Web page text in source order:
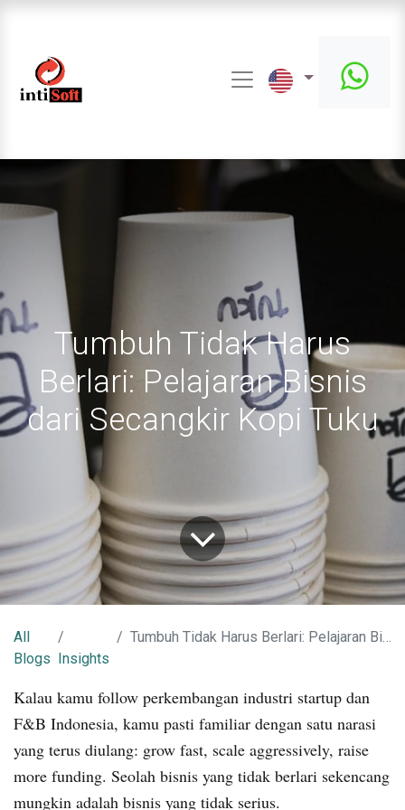
Tumbuh Tidak Harus
Berlari: Pelajaran Bisnis
dari Secangkir Kopi Tuku
All
Blogs Insights
Tumbuh Tidak Harus Berlari: Pelajaran Bisnis dari Secangkir Kopi Tuku
Kalau kamu follow perkembangan industri startup dan
F&B Indonesia, kamu pasti familiar dengan satu narasi
yang terus diulang: grow fast, scale aggressively, raise
more funding. Seolah bisnis yang tidak berlari sekencang
mungkin adalah bisnis yang tidak serius.